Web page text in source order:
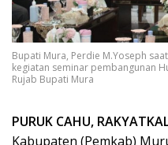
Bupati Mura, Perdie M.Yoseph
kegiatan seminar pembangunan
Rujab Bupati Mura
PURUK CAHU,
Kabupaten (Pemkab)